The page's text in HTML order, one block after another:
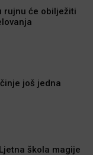
rujnu će obilježiti
još jedna
škola magije